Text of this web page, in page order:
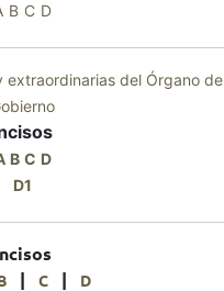
B C D
extraordinarias del Órgano de
B C D
D1
C D